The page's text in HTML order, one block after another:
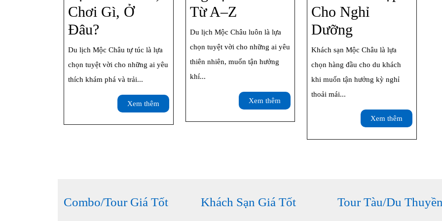
Rộ
Chơi Gì, Ở
Đâu?
Nang
Du
Lịch
Mộc
Châu
Chơi
Du lịch Mộc Châu tự túc là lựa
chọn tuyệt vời cho những ai yêu
thích khám phá và trải...
Xem thêmXem
thêm
Từ A–ZDu
Lịch
Mộc
Châu:
Nghiệm
Chi
Du lịch Mộc Châu luôn là lựa
chọn tuyệt vời cho những ai yêu
thiên nhiên, muốn tận hưởng
khí...
Xem thêm
thêm
Cho Nghỉ
Dưỡng
10
Khách
Sạn,
Mộc
Châu
Nghỉ
Khách sạn Mộc Châu là lựa
chọn hàng đầu cho du khách
khi muốn tận hưởng kỳ nghỉ
thoải mái...
Xem thêmXem
thêm
Combo/Tour Giá Tốt Khách Sạn Giá Tốt Tour Tàu/Du Thuyền